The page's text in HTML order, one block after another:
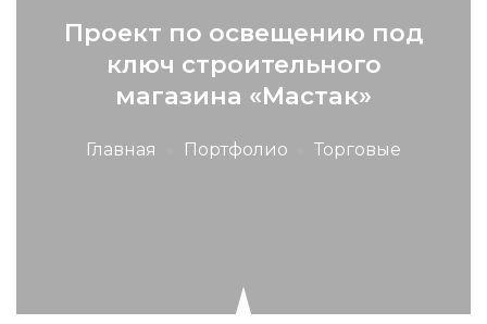
Проект по освещению под
ключ строительного
магазина «Мастак»
Главная Портфолио Торговые